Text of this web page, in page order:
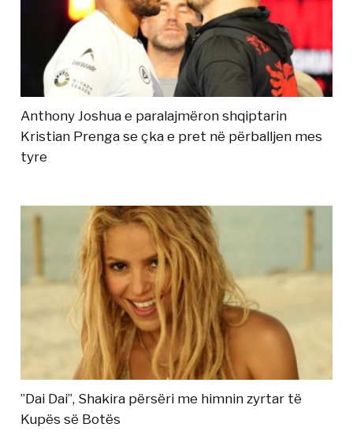
Anthony Joshua e paralajmëron shqiptarin
Kristian Prenga se çka e pret në përballjen mes
tyre
”Dai Dai”, Shakira përsëri me himnin zyrtar të
Kupës së Botës